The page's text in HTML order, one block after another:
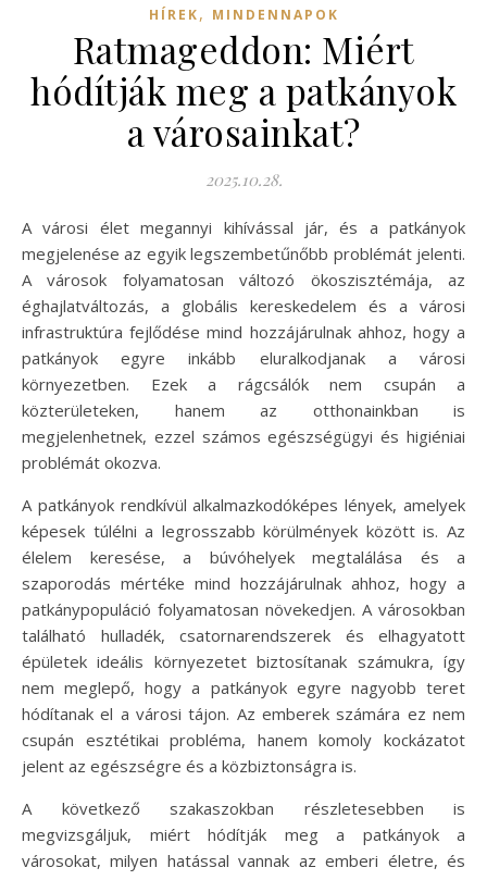
HÍREK, MINDENNAPOK
Ratmageddon: Miért
hódítják meg a patkányok
a városainkat?
2025.10.28.
A városi élet megannyi kihívással jár, és a patkányok
megjelenése az egyik legszembetűnőbb problémát jelenti.
A városok folyamatosan változó ökoszisztémája, az
éghajlatváltozás, a globális kereskedelem és a városi
infrastruktúra fejlődése mind hozzájárulnak ahhoz, hogy a
patkányok egyre inkább eluralkodjanak a városi
környezetben. Ezek a rágcsálók nem csupán a
közterületeken, hanem az otthonainkban is
megjelenhetnek, ezzel számos egészségügyi és higiéniai
problémát okozva.
A patkányok rendkívül alkalmazkodóképes lények, amelyek
képesek túlélni a legrosszabb körülmények között is. Az
élelem keresése, a búvóhelyek megtalálása és a
szaporodás mértéke mind hozzájárulnak ahhoz, hogy a
patkánypopuláció folyamatosan növekedjen. A városokban
található hulladék, csatornarendszerek és elhagyatott
épületek ideális környezetet biztosítanak számukra, így
nem meglepő, hogy a patkányok egyre nagyobb teret
hódítanak el a városi tájon. Az emberek számára ez nem
csupán esztétikai probléma, hanem komoly kockázatot
jelent az egészségre és a közbiztonságra is.
A következő szakaszokban részletesebben is
megvizsgáljuk, miért hódítják meg a patkányok a
városokat, milyen hatással vannak az emberi életre, és